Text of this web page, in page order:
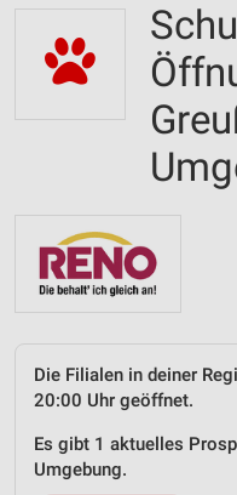
Die Filialen in deiner
20:00 Uhr geöffnet.
Es gibt 1 aktuelles
Umgebung.